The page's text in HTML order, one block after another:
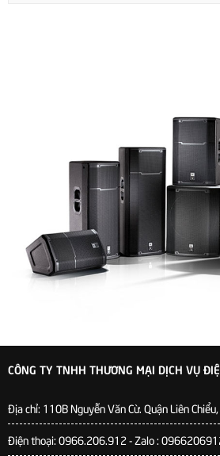
CÔNG TY TNHH THƯƠNG MẠI DỊCH VỤ
Địa chỉ: 110B Nguyễn Văn Cừ. Quận Liên
Điện thoại: 0966.206.912 - Zalo :